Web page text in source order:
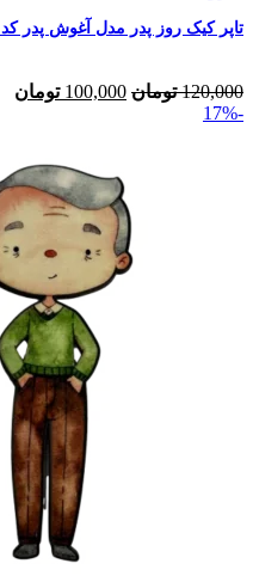
تاپر کیک روز پدر مدل آغوش پدر کد 257
120,000 تومان 100,000 تومان
-17%